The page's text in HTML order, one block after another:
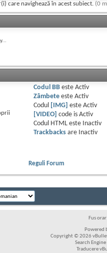
care navighează în acest subiect. (0
Codul BBeste Activ
Zâmbeteeste Activ
Codul
[IMG] este Activ
[VIDEO]
code is Activ
Codul HTML este
Inactiv
Trackbacksare
Inactiv
Reguli Forum
Fus
Powered
Copyright © 2026
Search
Traducere